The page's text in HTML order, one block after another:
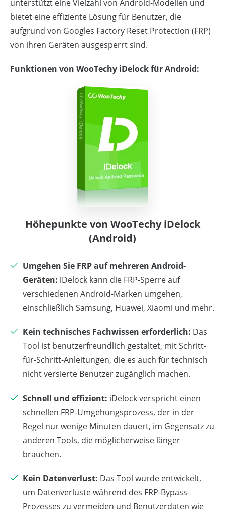
unterstützt eine Vielzahl von Android-Modellen und
bietet eine effiziente Lösung für Benutzer, die
aufgrund von Googles Factory Reset Protection (FRP)
von ihren Geräten ausgesperrt sind.
Funktionen von WooTechy iDelock für Android:
Höhepunkte von WooTechy iDelock
(Android)
Umgehen Sie FRP auf mehreren Android-
Geräten: iDelock kann die FRP-Sperre auf
verschiedenen Android-Marken umgehen,
einschließlich Samsung, Huawei, Xiaomi und mehr.
Kein technisches Fachwissen erforderlich: Das
Tool ist benutzerfreundlich gestaltet, mit Schritt-
für-Schritt-Anleitungen, die es auch für technisch
nicht versierte Benutzer zugänglich machen.
Schnell und effizient: iDelock verspricht einen
schnellen FRP-Umgehungsprozess, der in der
Regel nur wenige Minuten dauert, im Gegensatz zu
anderen Tools, die möglicherweise länger
brauchen.
Kein Datenverlust: Das Tool wurde entwickelt,
um Datenverluste während des FRP-Bypass-
Prozesses zu vermeiden und Benutzerdaten wie